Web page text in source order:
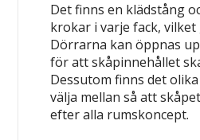
Det finns en klädstång
krokar i varje fack,
Dörrarna kan öppnas
för att skåpinnehållet
Dessutom finns det
välja mellan så att
efter alla rumskoncept.